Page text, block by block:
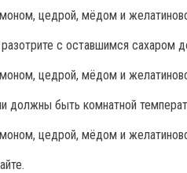
с оставшимся сахаром
должны быть комнатной